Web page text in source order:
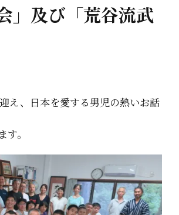
」及び「荒谷流武
え、日本を愛する男児の熱いお話
。